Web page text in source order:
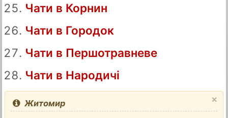
Чати в Корнин
Чати в Городок
Чати в Першотравневе
Чати в Народичі
×
Житомир